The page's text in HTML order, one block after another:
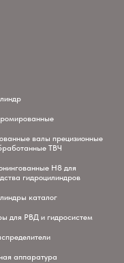
валы прецизионные
ТВЧ
H8 для
гидроцилиндров
каталог
для РВД и гидросистем
аппаратура